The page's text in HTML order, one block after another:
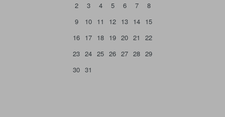
2
3 4 5 6 7
8
9
10 11 12 13 14 15
16 17 18 19 20 21
22
23 24 25 26 27 28 29
30 31